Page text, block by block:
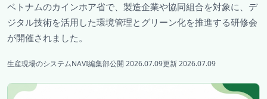
ベトナムのカインホア省で、製造企業や協同組合を対象に、デ
ジタル技術を活用した環境管理とグリーン化を推進する研修会
が開催されました。
生産現場のシステムNAVI編集部公開 2026.07.09更新 2026.07.09